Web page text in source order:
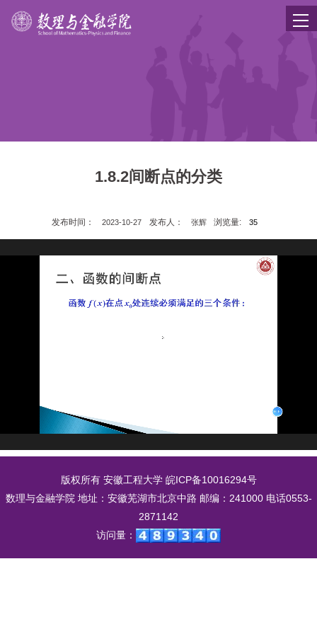
1.8.2间断点的分类
发布时间： 2023-10-27 发布人： 张辉 浏览量: 35
版权所有 安徽工程大学 皖ICP备10016294号
数理与金融学院 地址：安徽芜湖市北京中路 邮编：241000 电话0553-
2871142
访问量：